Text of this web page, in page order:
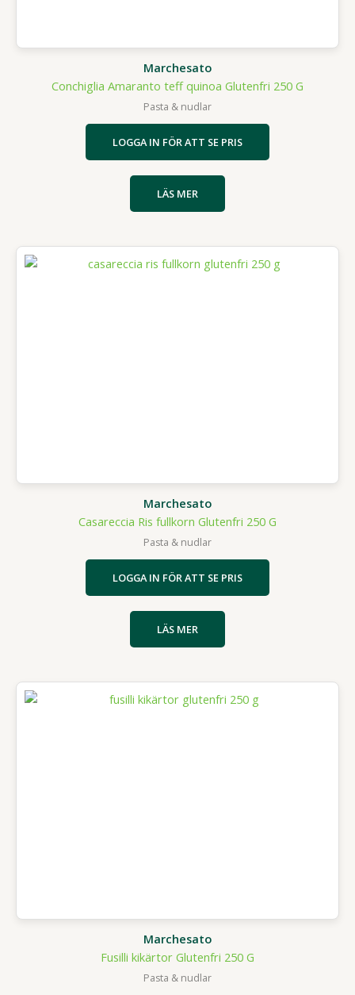
Marchesato
Conchiglia Amaranto teff quinoa Glutenfri 250 G
Pasta & nudlar
LOGGA IN FÖR ATT SE PRIS
LÄS MER
Marchesato
Casareccia Ris fullkorn Glutenfri 250 G
Pasta & nudlar
LOGGA IN FÖR ATT SE PRIS
LÄS MER
Marchesato
Fusilli kikärtor Glutenfri 250 G
Pasta & nudlar